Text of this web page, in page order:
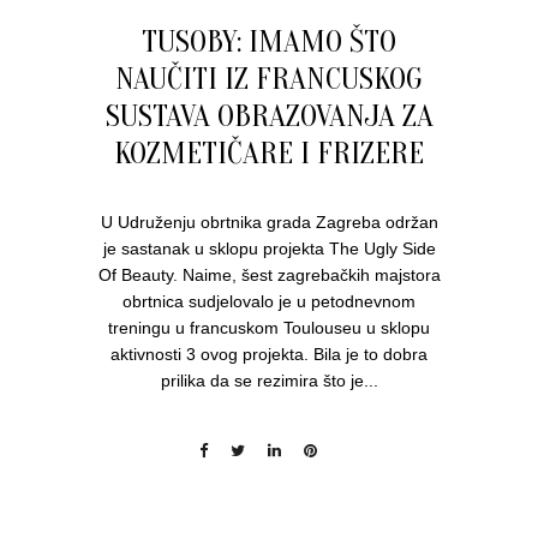
TUSOBY: IMAMO ŠTO
NAUČITI IZ FRANCUSKOG
SUSTAVA OBRAZOVANJA ZA
KOZMETIČARE I FRIZERE
U Udruženju obrtnika grada Zagreba održan
je sastanak u sklopu projekta The Ugly Side
Of Beauty. Naime, šest zagrebačkih majstora
obrtnica sudjelovalo je u petodnevnom
treningu u francuskom Toulouseu u sklopu
aktivnosti 3 ovog projekta. Bila je to dobra
prilika da se rezimira što je...